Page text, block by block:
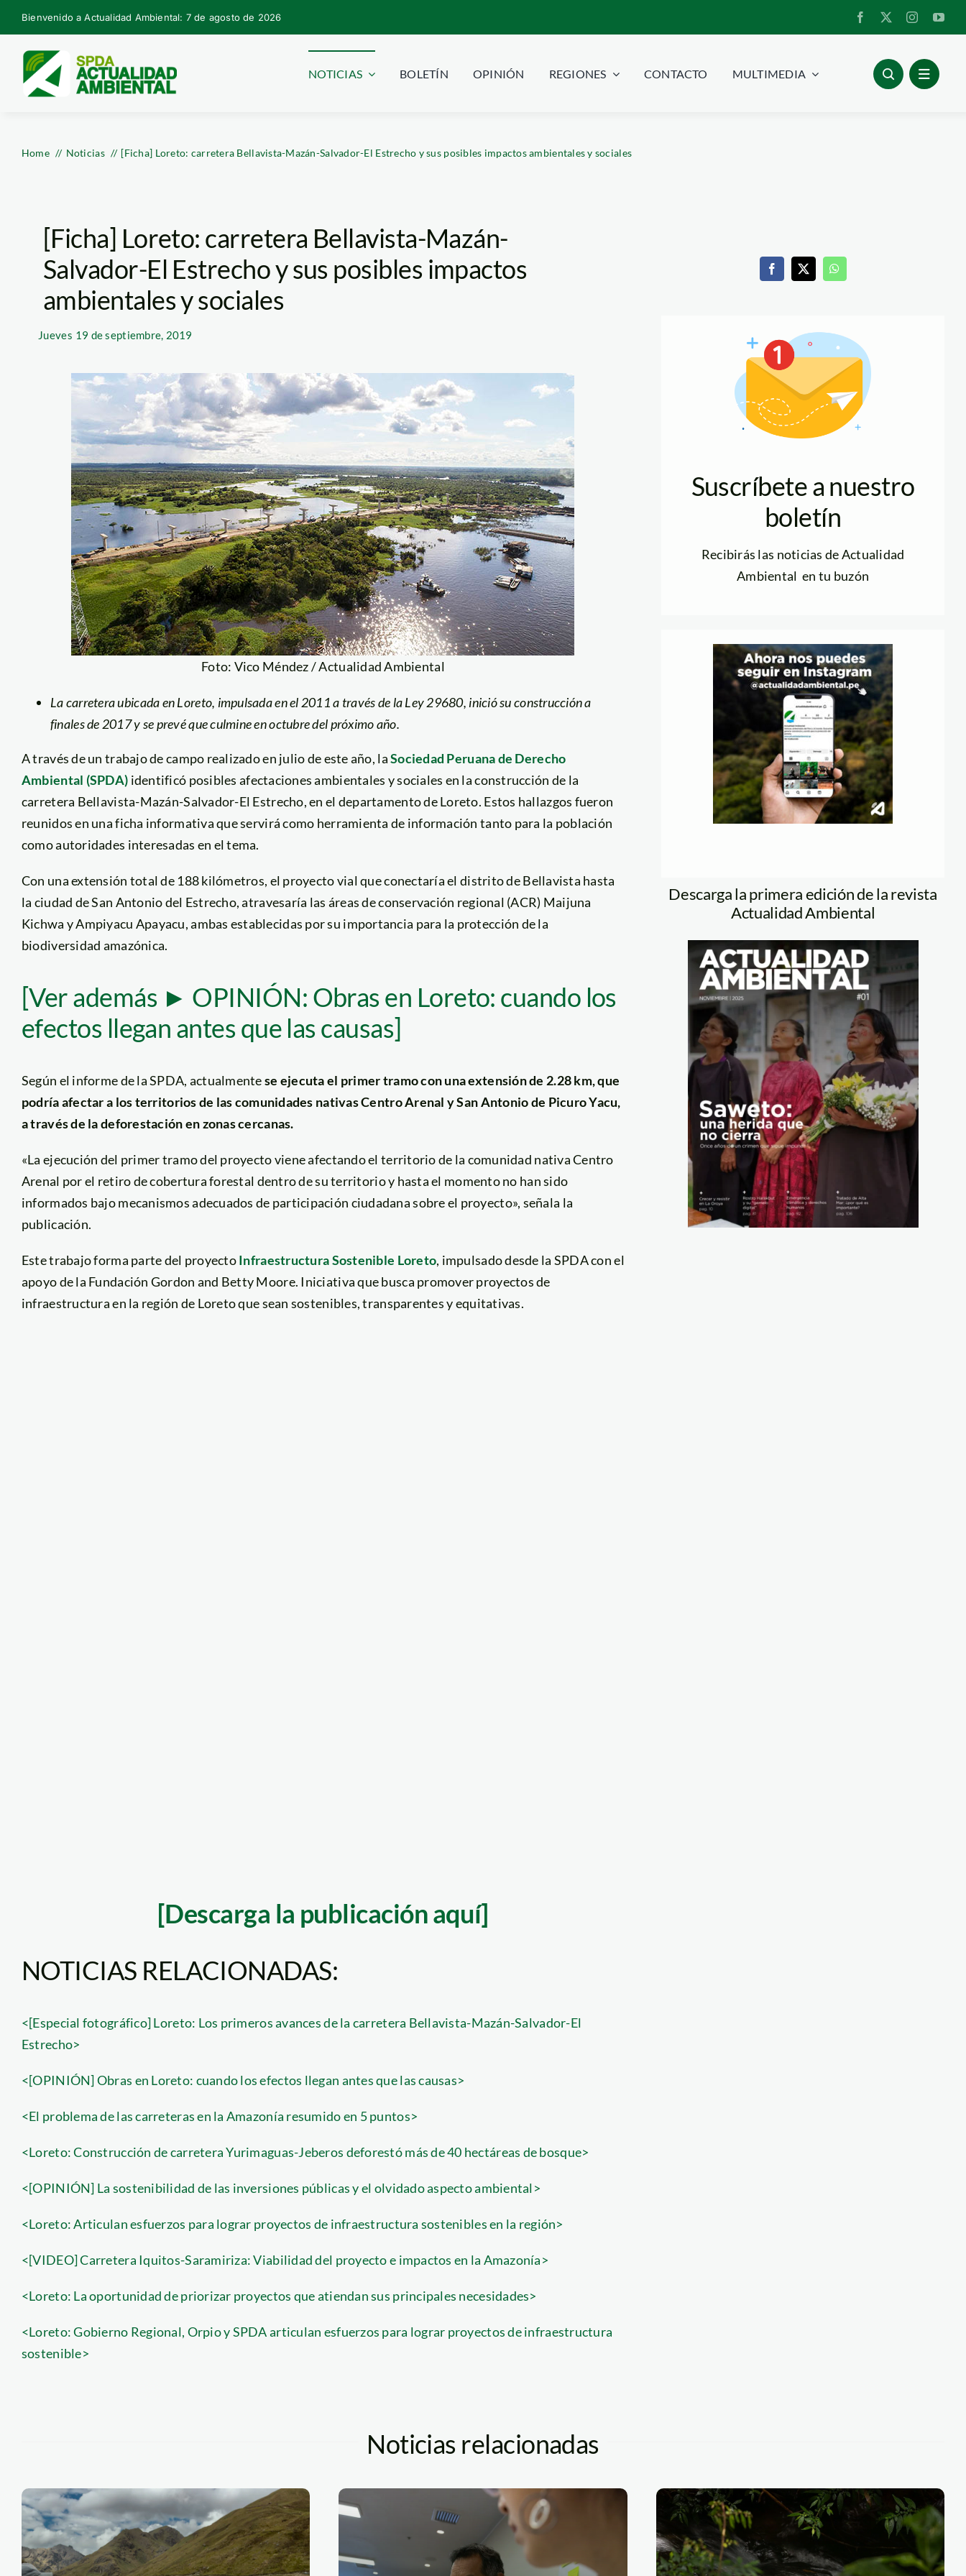
Skip
to
content
Bienvenido a Actualidad Ambiental: 7 de agosto de 2026
NOTICIAS BOLETÍN OPINIÓN REGIONES CONTACTO MULTIMEDIA
Home Noticias [Ficha] Loreto: carretera Bellavista-Mazán-Salvador-El Estrecho y sus posibles impactos ambientales y sociales
[Ficha] Loreto: carretera Bellavista-Mazán-
Salvador-El Estrecho y sus posibles impactos
ambientales y sociales
Jueves 19 de septiembre, 2019
Foto: Vico Méndez / Actualidad Ambiental
La carretera ubicada en Loreto, impulsada en el 2011 a través de la Ley 29680, inició su construcción a
finales de 2017 y se prevé que culmine en octubre del próximo año.
A través de un trabajo de campo realizado en julio de este año, laSociedad Peruana de Derecho
Ambiental (SPDA) identificó posibles afectaciones ambientales y sociales en la construcción de la
carretera Bellavista-Mazán-Salvador-El Estrecho, en el departamento de Loreto. Estos hallazgos fueron
reunidos en una ficha informativa que servirá como herramienta de información tanto para la población
como autoridades interesadas en el tema.
Con una extensión total de 188 kilómetros, el proyecto vial que conectaría el distrito de Bellavista hasta
la ciudad de San Antonio del Estrecho, atravesaría las áreas de conservación regional (ACR) Maijuna
Kichwa y Ampiyacu Apayacu, ambas establecidas por su importancia para la protección de la
biodiversidad amazónica.
[Ver además ► OPINIÓN: Obras en Loreto: cuando los
efectos llegan antes que las causas]
Según el informe de la SPDA, actualmentese ejecuta el primer tramo con una extensión de 2.28 km, que
podría afectar a los territorios de las comunidades nativas Centro Arenal y San Antonio de Picuro Yacu,
a través de la deforestación en zonas cercanas.
«La ejecución del primer tramo del proyecto viene afectando el territorio de la comunidad nativa Centro
Arenal por el retiro de cobertura forestal dentro de su territorio y hasta el momento no han sido
informados bajo mecanismos adecuados de participación ciudadana sobre el proyecto», señala la
publicación.
Este trabajo forma parte del proyectoInfraestructura Sostenible Loreto, impulsado desde la SPDA con el
apoyo de la Fundación Gordon and Betty Moore. Iniciativa que busca promover proyectos de
infraestructura en la región de Loreto que sean sostenibles, transparentes y equitativas.
[Descarga la publicación aquí]
NOTICIAS RELACIONADAS:
<[Especial fotográfico] Loreto: Los primeros avances de la carretera Bellavista-Mazán-Salvador-El
Estrecho>
<[OPINIÓN] Obras en Loreto: cuando los efectos llegan antes que las causas>
<El problema de las carreteras en la Amazonía resumido en 5 puntos>
<Loreto: Construcción de carretera Yurimaguas-Jeberos deforestó más de 40 hectáreas de bosque>
<[OPINIÓN] La sostenibilidad de las inversiones públicas y el olvidado aspecto ambiental>
<Loreto: Articulan esfuerzos para lograr proyectos de infraestructura sostenibles en la región>
<[VIDEO] Carretera Iquitos-Saramiriza: Viabilidad del proyecto e impactos en la Amazonía>
<Loreto: La oportunidad de priorizar proyectos que atiendan sus principales necesidades>
<Loreto: Gobierno Regional, Orpio y SPDA articulan esfuerzos para lograr proyectos de infraestructura
sostenible>
Suscríbete a nuestro
boletín
Recibirás las noticias de Actualidad
Ambiental en tu buzón
Descarga la primera edición de la revista
Actualidad Ambiental
Noticias relacionadas